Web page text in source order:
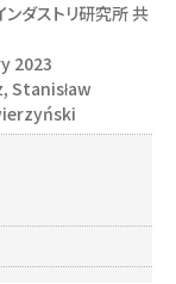
ダストリ研究所 共
2023
Stanisław